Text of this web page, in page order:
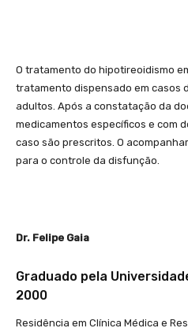
O tratamento do hipotireoidismo
tratamento dispensado em casos
adultos. Após a constatação da
medicamentos específicos e com
caso são prescritos. O
para o controle da disfunção.
Dr. Felipe Gaia
Graduado pela
2000
Residência em Clínica Médica e